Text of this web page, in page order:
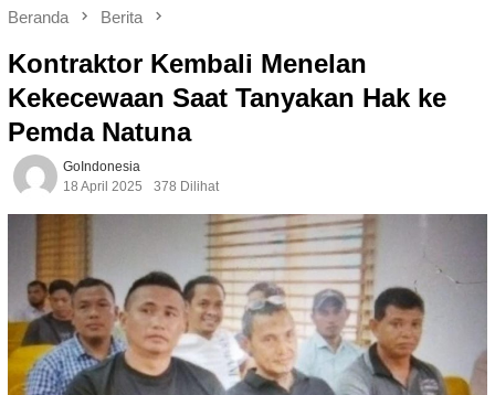
Beranda Berita
Kontraktor Kembali Menelan
Kekecewaan Saat Tanyakan Hak ke
Pemda Natuna
GoIndonesia
18 April 2025
378 Dilihat